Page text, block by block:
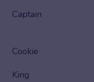
Captain
Cookie
King